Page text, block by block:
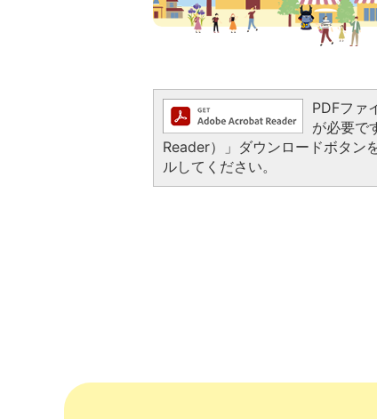
PDFファ
が必要で
Reader）」ダウンロードボタン
ルしてください。